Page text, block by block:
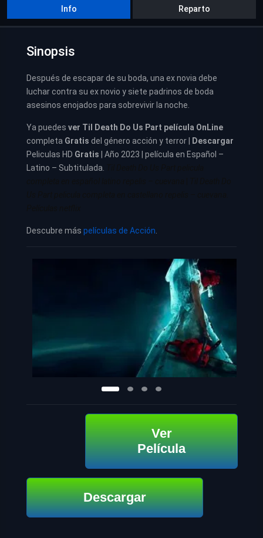
Info Reparto
Sinopsis
Después de escapar de su boda, una ex novia debe
luchar contra su ex novio y siete padrinos de boda
asesinos enojados para sobrevivir la noche.
Ya puedes ver Til Death Do Us Part película OnLine
completa Gratis del género acción y terror |
Descargar
Peliculas HD Gratis | Año 2023 | película en Español –
Latino – Subtitulada.
Descubre más películas de Acción
Ver
Película
Descargar